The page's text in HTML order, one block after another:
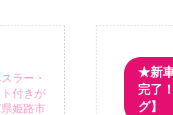
★新車
完了
グ】
ラー・
付きが
姫路市